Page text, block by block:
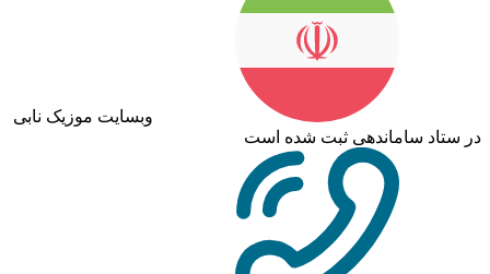
وبسایت موزیک نابی
در ستاد ساماندهی ثبت شده است